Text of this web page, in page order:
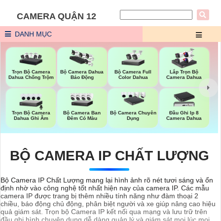
CAMERA QUẬN 12
DANH MỤC
Trọn Bộ Camera
Dahua Chống Trộm
Bộ Camera Dahua
Báo Động
Bộ Camera Full
Color Dahua
Lắp Trọn Bộ
Camera Dahua
Trọn Bộ Camera
Dahua Ghi Âm
Bộ Camera Ban
Đêm Có Màu
Bộ Camera Chuyên
Dụng
Đầu Ghi Ip 8
Camera Dahua
BỘ CAMERA IP CHẤT LƯỢNG
Bộ Camera IP Chất Lượng mang lại hình ảnh rõ nét tươi sáng và ổn
định nhờ vào công nghệ tốt nhất hiện nay của camera IP. Các mẫu
camera IP được trang bị thêm nhiều tính năng như đàm thoại 2
chiều, báo động chủ động, phân biệt người và xe giúp nâng cao hiệu
quả giám sát. Trọn bộ Camera IP kết nối qua mạng và lưu trữ trên